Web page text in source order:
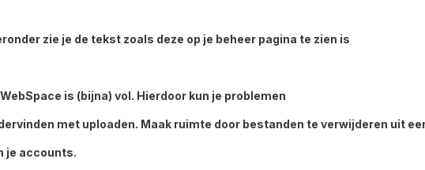
zie je de tekst zoals deze op je beheer pagina te zien is
is (bijna) vol. Hierdoor kun je problemen
met uploaden. Maak ruimte door bestanden te verwijderen uit
je accounts.